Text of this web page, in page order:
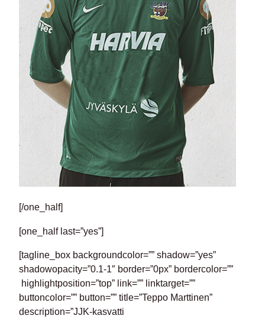
[/one_half]
[one_half last=”yes”]
[tagline_box backgroundcolor=”” shadow=”yes”
shadowopacity=”0.1-1″ border=”0px” bordercolor=””
highlightposition=”top” link=”” linktarget=””
buttoncolor=”” button=”” title=”Teppo Marttinen”
description=”JJK-kasvatti